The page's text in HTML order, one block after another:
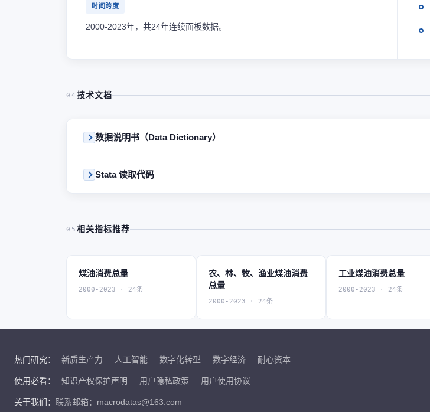
时间跨度
2000-2023年，共24年连续面板数据。
04 技术文档
数据说明书（Data Dictionary）
Stata 读取代码
05 相关指标推荐
煤油消费总量
2000-2023 · 24条
农、林、牧、渔业煤油消费
总量
2000-2023 · 24条
工业煤油消费总量
2000-2023 · 24条
热门研究： 新质生产力 人工智能 数字化转型 数字经济 耐心资本
使用必看： 知识产权保护声明 用户隐私政策 用户使用协议
关于我们： 联系邮箱：macrodatas@163.com